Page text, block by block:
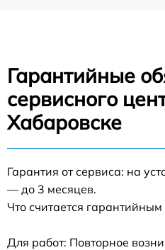
Гарантийные
сервисного
Хабаровске
Гарантия от сервиса: на
— до 3 месяцев.
Что считается
Для работ: Повторное